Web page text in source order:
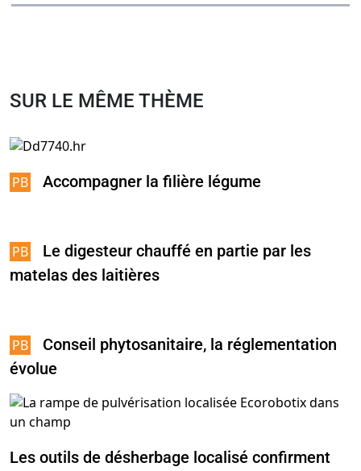
SUR LE MÊME THÈME
Accompagner la filière légume
Le digesteur chauffé en partie par les
matelas des laitières
Conseil phytosanitaire, la réglementation
évolue
Les outils de désherbage localisé confirment